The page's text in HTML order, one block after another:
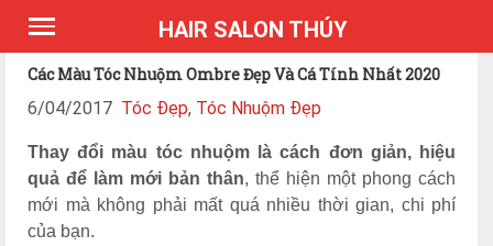
*Expires Headers
HAIR SALON THÚY
Các Màu Tóc Nhuộm Ombre Đẹp Và Cá Tính Nhất 2020
6/04/2017 Tóc Đẹp, Tóc Nhuộm Đẹp
Thay đổi màu tóc nhuộm là cách đơn giản, hiệu
quả để làm mới bản thân, thể hiện một phong cách
mới mà không phải mất quá nhiều thời gian, chi phí
của bạn.